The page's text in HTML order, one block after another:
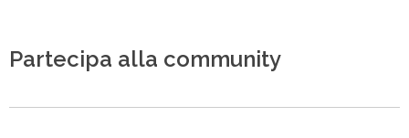
Partecipa alla community